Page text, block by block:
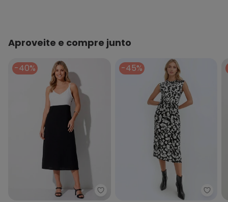
Aproveite e compre junto
-40%
Quintess - Vestido Preto em
-45%